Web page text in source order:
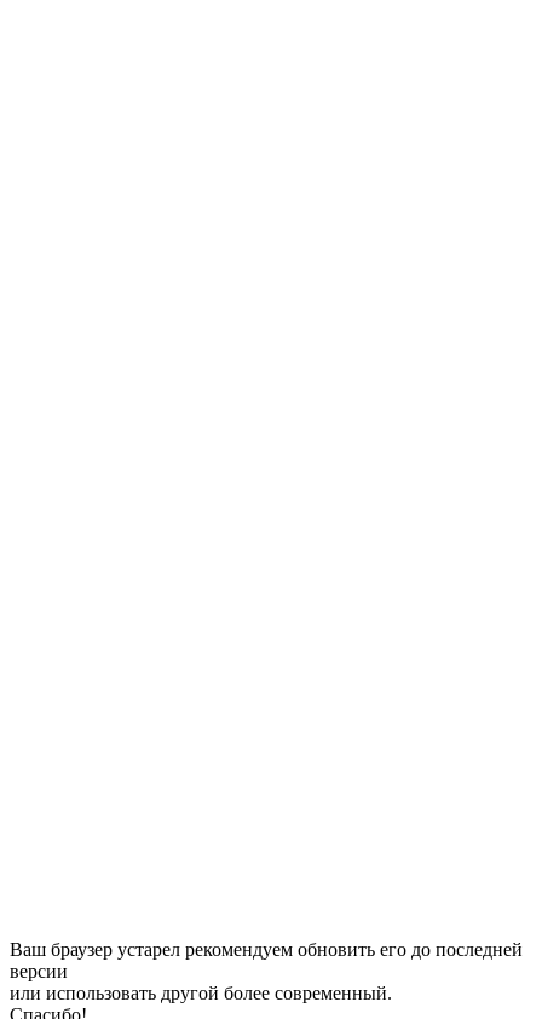
Ваш браузер устарел рекомендуем обновить его до последней
версии
или использовать другой более современный.
Спасибо!